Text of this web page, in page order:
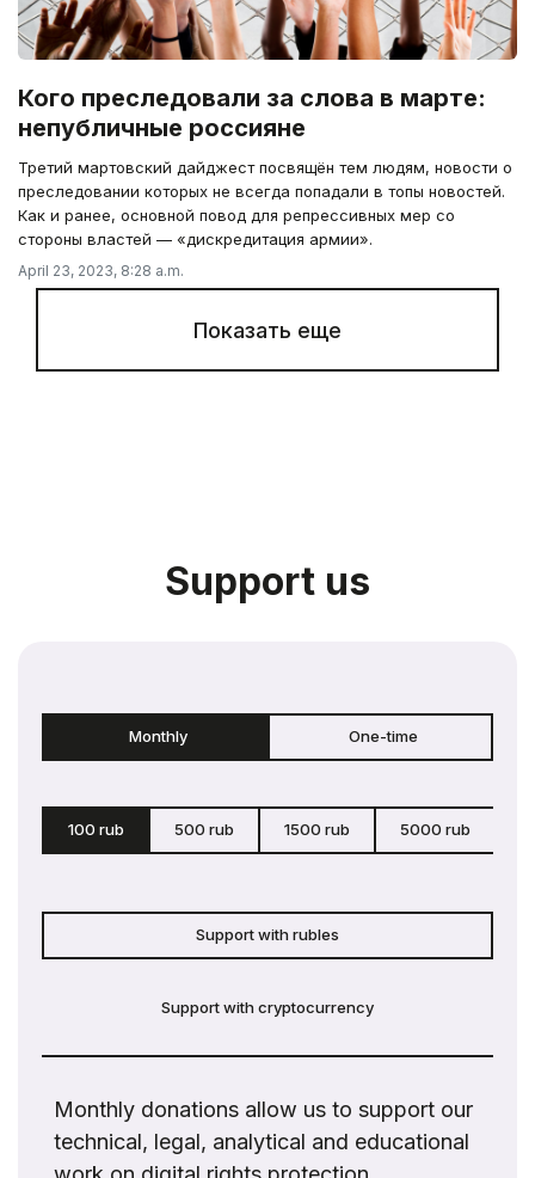
Кого преследовали за слова в марте:
непубличные россияне
Третий мартовский дайджест посвящён тем людям, новости о
преследовании которых не всегда попадали в топы новостей.
Как и ранее, основной повод для репрессивных мер со
стороны властей — «дискредитация армии».
April 23, 2023, 8:28 a.m.
Показать еще
Support us
Monthly One-time
100 rub 500 rub 1500 rub 5000 rub
Support with rubles
Support with cryptocurrency
Monthly donations allow us to support our
technical, legal, analytical and educational